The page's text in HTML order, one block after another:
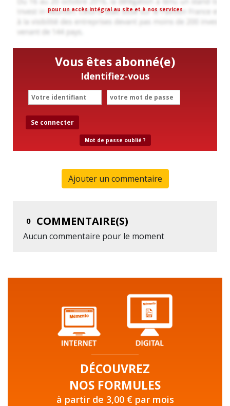
pour un accès intégral au site et à nos services
Vous êtes abonné(e)
Identifiez-vous
Se connecter
Mot de passe oublié ?
Ajouter un commentaire
0 COMMENTAIRE(S)
Aucun commentaire pour le moment
DÉCOUVREZ
NOS FORMULES
à partir de 3,00 € par mois